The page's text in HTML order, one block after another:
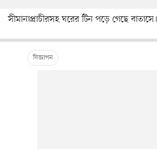
সীমানাপ্রাচীরসহ ঘরের টিন পড়ে গেছে বাতাসে।